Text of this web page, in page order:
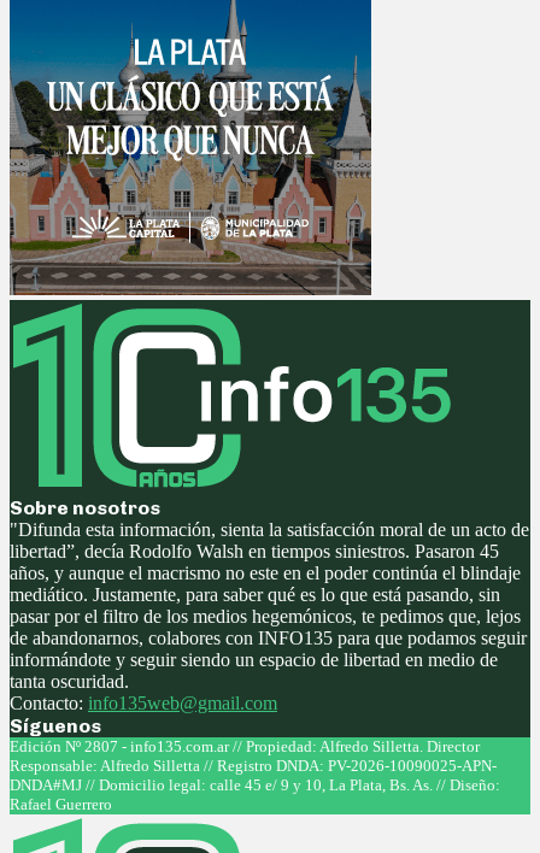
Sobre nosotros
"Difunda esta información, sienta la satisfacción moral de un acto de
libertad”, decía Rodolfo Walsh en tiempos siniestros. Pasaron 45
años, y aunque el macrismo no este en el poder continúa el blindaje
mediático. Justamente, para saber qué es lo que está pasando, sin
pasar por el filtro de los medios hegemónicos, te pedimos que, lejos
de abandonarnos, colabores con INFO135 para que podamos seguir
informándote y seguir siendo un espacio de libertad en medio de
tanta oscuridad.
Contacto: info135web@gmail.com
Síguenos
Facebook
Twitter
Instagram
Youtube
Edición Nº 2807 - info135.com.ar // Propiedad: Alfredo Silletta. Director
Responsable: Alfredo Silletta // Registro DNDA: PV-2026-10090025-APN-
DNDA#MJ // Domicilio legal: calle 45 e/ 9 y 10, La Plata, Bs. As. // Diseño:
Rafael Guerrero